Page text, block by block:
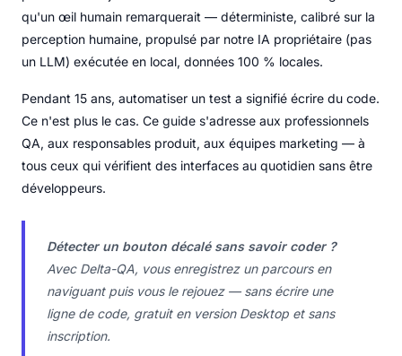
qu'un œil humain remarquerait — déterministe, calibré sur la
perception humaine, propulsé par notre IA propriétaire (pas
un LLM) exécutée en local, données 100 % locales.
Pendant 15 ans, automatiser un test a signifié écrire du code.
Ce n'est plus le cas. Ce guide s'adresse aux professionnels
QA, aux responsables produit, aux équipes marketing — à
tous ceux qui vérifient des interfaces au quotidien sans être
développeurs.
Détecter un bouton décalé sans savoir coder ?
Avec Delta-QA, vous enregistrez un parcours en
naviguant puis vous le rejouez — sans écrire une
ligne de code, gratuit en version Desktop et sans
inscription.